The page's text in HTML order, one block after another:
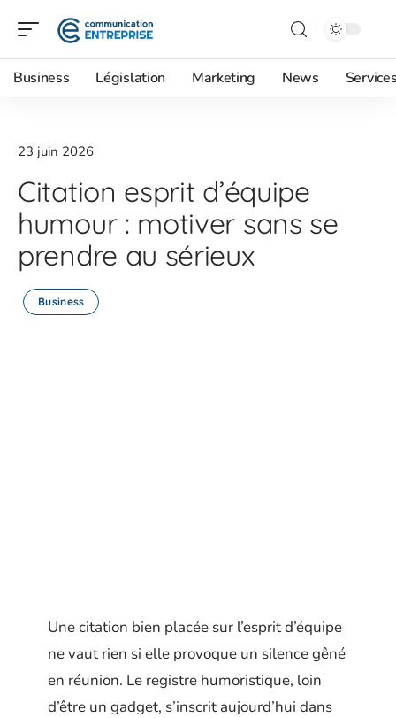
Business Législation Marketing News
23 juin 2026
Citation esprit d’équipe
humour : motiver sans se
prendre au sérieux
Business
Une citation bien placée sur l’esprit d’équipe
ne vaut rien si elle provoque un silence gêné
en réunion. Le registre humoristique, loin
d’être un gadget, s’inscrit aujourd’hui dans